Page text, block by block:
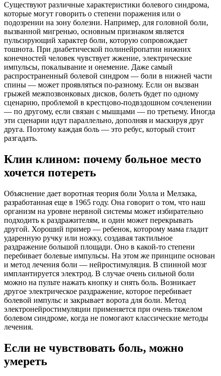
Существуют различные характеристики болевого синдрома,
которые могут говорить о степени поражения или о
подозрении на зону болезни. Например, для головной боли,
вызванной мигренью, основным признаком является
пульсирующий характер боли, которую сопровождает
тошнота. При диабетической полинейропатии нижних
конечностей человек чувствует жжение, электрические
импульсы, покалывание и онемение. Даже самый
распространенный болевой синдром — боли в нижней части
спины — может проявляться по-разному. Если он вызван
грыжей межпозвонковых дисков, болеть будет по одному
сценарию, проблемой в крестцово-подвздошном сочленении
— по другому, если связан с мышцами — по третьему. Иногда
эти сценарии идут параллельно, дополняя и маскируя друг
друга. Поэтому каждая боль — это ребус, который стоит
разгадать.
Клин клином: почему больное место
хочется потереть
Объяснение дает воротная теория боли Уолла и Мелзака,
разработанная еще в 1965 году. Она говорит о том, что наш
организм на уровне нервной системы может избирательно
подходить к раздражителям, и один может перекрывать
другой. Хороший пример — ребенок, которому мама гладит
ударенную ручку или ножку, создавая тактильное
раздражение большой площади. Оно в какой-то степени
перебивает болевые импульсы. На этом же принципе основан
и метод лечения боли — нейростимуляция. В спинной мозг
имплантируется электрод. В случае очень сильной боли
можно на пульте нажать кнопку и снять боль. Возникает
другое электрическое раздражение, которое перебивает
болевой импульс и закрывает ворота для боли. Метод
электронейростимуляции применяется при очень тяжелом
болевом синдроме, когда не помогают классические методы
лечения.
Если не чувствовать боль, можно
умереть